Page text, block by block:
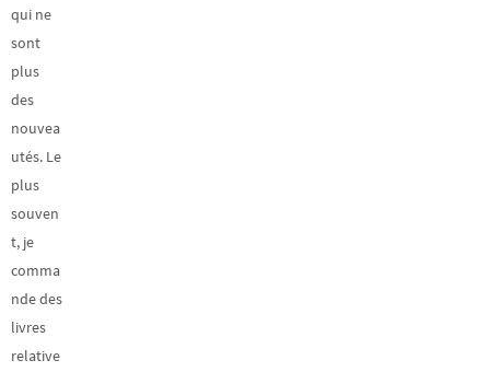
qui ne
sont
plus
des
nouvea
utés. Le
plus
souven
t, je
comma
nde des
livres
relative